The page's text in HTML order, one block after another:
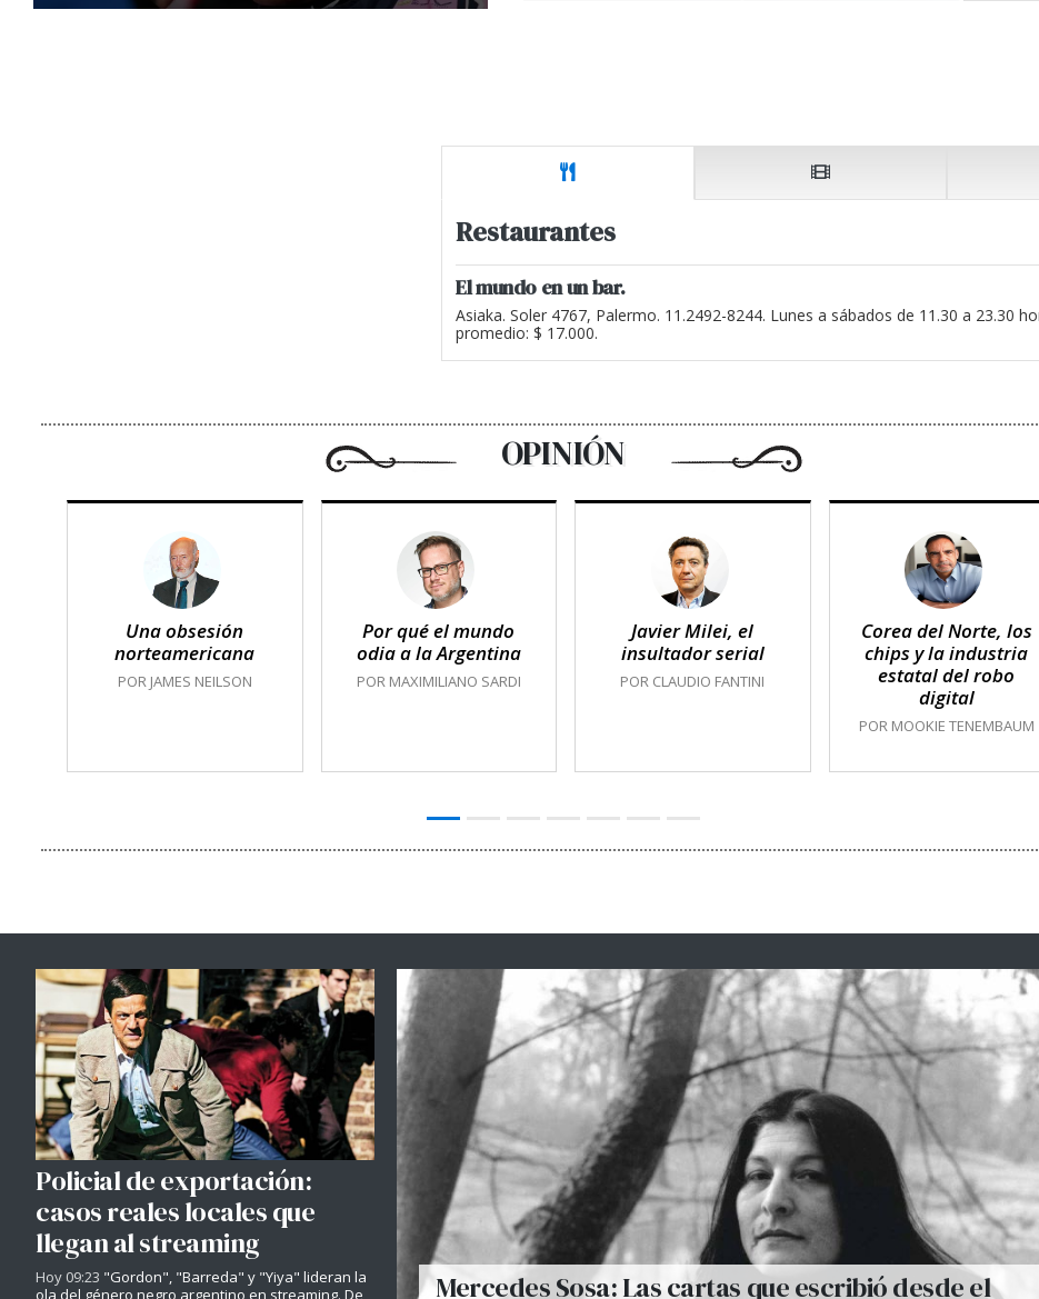
Restaurantes
El mundo en un bar.
Asiaka. Soler 4767, Palermo. 11.2492-8244. Lunes a sábados de 11.30 a 23.30
promedio: $ 17.000.
OPINIÓN
Una obsesión
norteamericana
POR JAMES NEILSON
Por qué el mundo
odia a la Argentina
POR MAXIMILIANO SARDI
Javier Milei, el
insultador serial
POR CLAUDIO FANTINI
Corea del Norte, los
chips y la industria
estatal del robo
digital
POR MOOKIE TENEMBAUM
Policial de exportación:
casos reales locales que
llegan al streaming
Hoy 09:23 "Gordon", "Barreda" y "Yiya" lideran la
ola del género negro argentino en streaming. De
Mercedes Sosa: Las cartas que escribió desde el